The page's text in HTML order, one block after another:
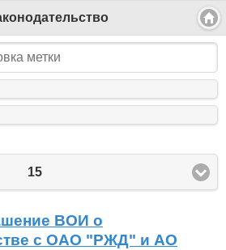
15
ВОИ о
с ОАО "РЖД" и АО